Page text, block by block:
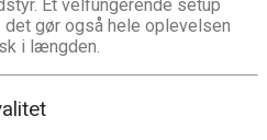
Et velfungerende setup
gør også hele oplevelsen
i længden.